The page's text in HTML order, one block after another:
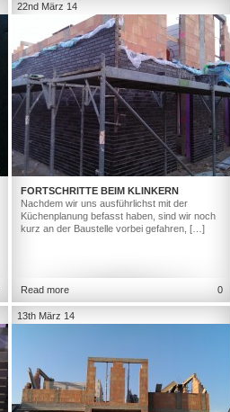
22nd März 14
FORTSCHRITTE BEIM KLINKERN
Nachdem wir uns ausführlichst mit der
Küchenplanung befasst haben, sind wir noch
kurz an der Baustelle vorbei gefahren, […]
Read more 0
13th März 14